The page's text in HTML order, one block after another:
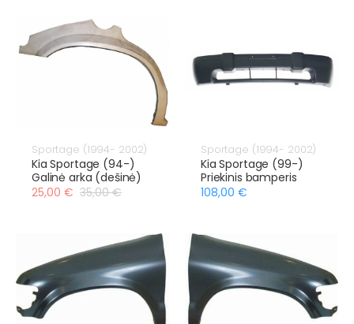
Sportage (1994- 2002)
Kia Sportage (94-)
Galinė arka (dešinė)
25,00 € 35,00 €
Sportage (1994- 2002)
Kia Sportage (99-)
Priekinis bamperis
108,00 €